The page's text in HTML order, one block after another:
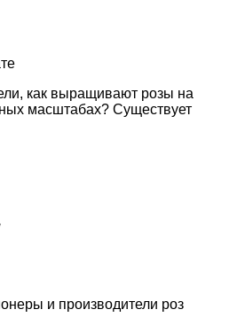
как выращивают розы на
масштабах? Существует
и производители роз